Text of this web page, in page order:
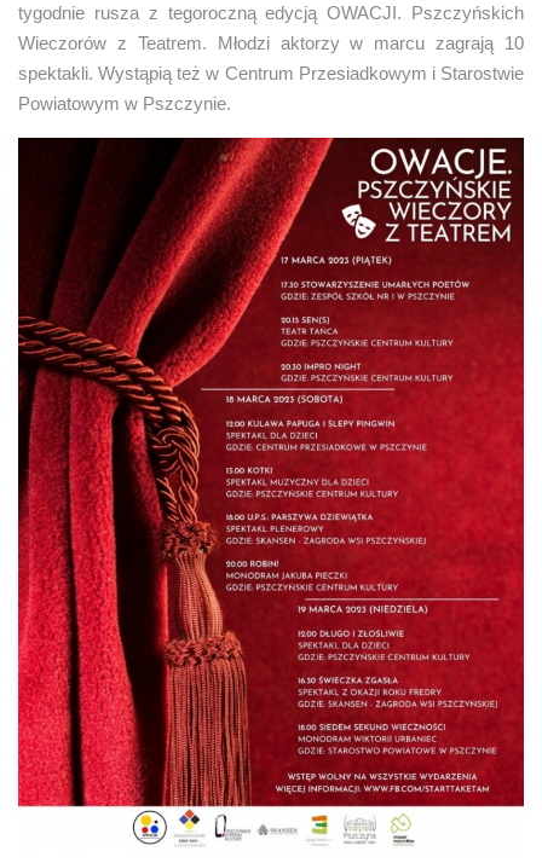
tygodnie rusza z tegoroczną edycją OWACJI. Pszczyńskich
Wieczorów z Teatrem. Młodzi aktorzy w marcu zagrają 10
spektakli. Wystąpią też w Centrum Przesiadkowym i Starostwie
Powiatowym w Pszczynie.